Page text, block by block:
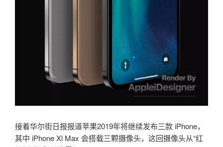
接着华尔街日报报道苹果2019年将继续发布三款 iPhone，
其中 iPhone Xl Max 会搭载三颗摄像头，这回摄像头从“红